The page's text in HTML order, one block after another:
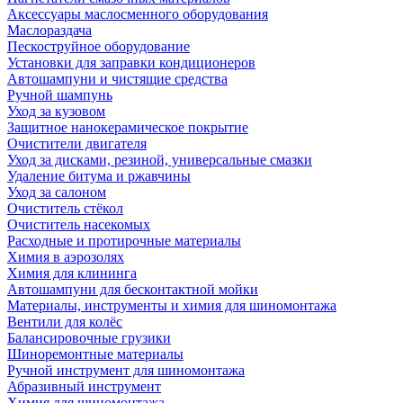
Аксессуары маслосменного оборудования
Маслораздача
Пескоструйное оборудование
Установки для заправки кондиционеров
Автошампуни и чистящие средства
Ручной шампунь
Уход за кузовом
Защитное нанокерамическое покрытие
Очистители двигателя
Уход за дисками, резиной, универсальные смазки
Удаление битума и ржавчины
Уход за салоном
Очиститель стёкол
Очиститель насекомых
Расходные и протирочные материалы
Химия в аэрозолях
Химия для клининга
Автошампуни для бесконтактной мойки
Материалы, инструменты и химия для шиномонтажа
Вентили для колёс
Балансировочные грузики
Шиноремонтные материалы
Ручной инструмент для шиномонтажа
Абразивный инструмент